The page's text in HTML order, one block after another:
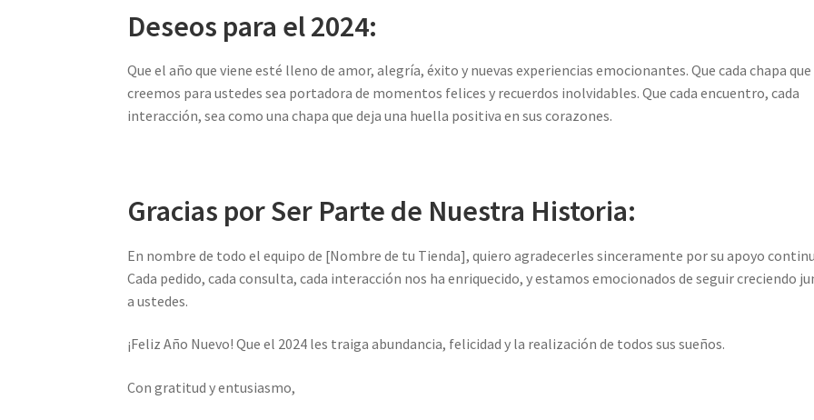
Deseos para el 2024:
Que el año que viene esté lleno de amor, alegría, éxito y nuevas experiencias emocionantes. Que cada chapa que
creemos para ustedes sea portadora de momentos felices y recuerdos inolvidables. Que cada encuentro, cada
interacción, sea como una chapa que deja una huella positiva en sus corazones.
Gracias por Ser Parte de Nuestra Historia:
En nombre de todo el equipo de [Nombre de tu Tienda], quiero agradecerles sinceramente por su apoyo
Cada pedido, cada consulta, cada interacción nos ha enriquecido, y estamos emocionados de seguir creciendo
a ustedes.
¡Feliz Año Nuevo! Que el 2024 les traiga abundancia, felicidad y la realización de todos sus sueños.
Con gratitud y entusiasmo,